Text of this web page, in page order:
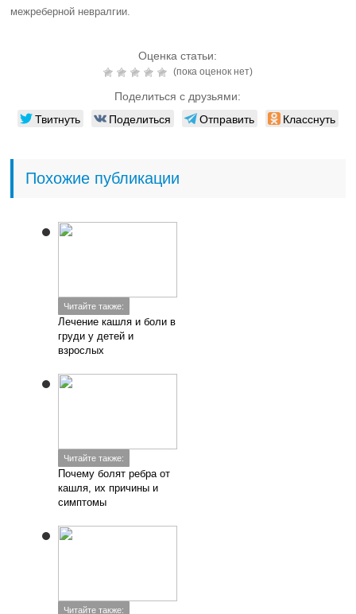
межреберной невралгии.
Оценка статьи:
(пока оценок нет)
Поделиться с друзьями:
Твитнуть Поделиться Отправить Класснуть
Похожие публикации
Читайте также:
Лечение кашля и боли в
груди у детей и
взрослых
Читайте также:
Почему болят ребра от
кашля, их причины и
симптомы
Читайте также: